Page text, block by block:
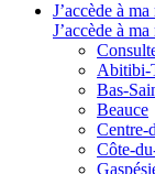
J’accède à
J’accède à
Abitibi-
Bas-
Beauce
Centre-
Côte-